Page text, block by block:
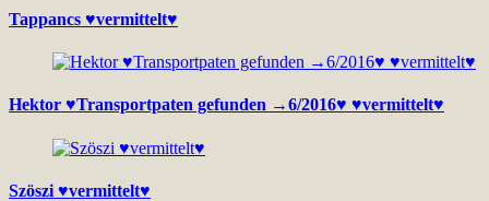
Tappancs ♥vermittelt♥
Hektor ♥Transportpaten gefunden →6/2016♥ ♥vermittelt♥
Szöszi ♥vermittelt♥